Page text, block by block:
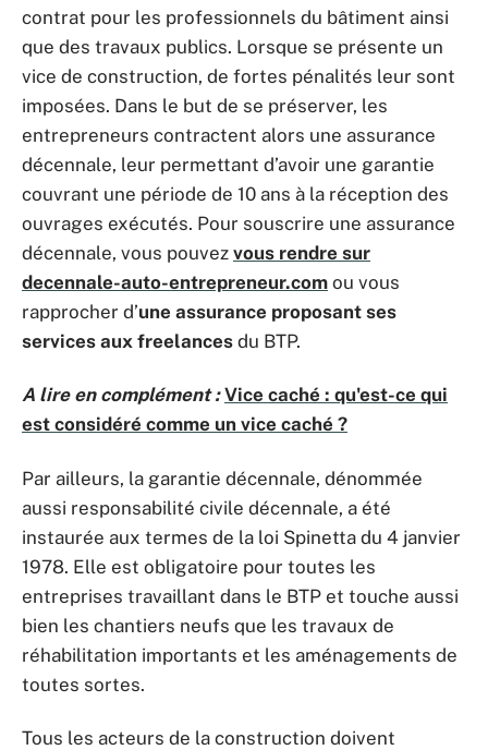
contrat pour les professionnels du bâtiment ainsi
que des travaux publics. Lorsque se présente un
vice de construction, de fortes pénalités leur sont
imposées. Dans le but de se préserver, les
entrepreneurs contractent alors une assurance
décennale, leur permettant d’avoir une garantie
couvrant une période de 10 ans à la réception des
ouvrages exécutés. Pour souscrire une assurance
décennale, vous pouvez vous rendre sur
decennale-auto-entrepreneur.com ou vous
rapprocher d’une assurance proposant ses
services aux freelances du BTP.
A lire en complément : Vice caché : qu'est-ce qui
est considéré comme un vice caché ?
Par ailleurs, la garantie décennale, dénommée
aussi responsabilité civile décennale, a été
instaurée aux termes de la loi Spinetta du 4 janvier
1978. Elle est obligatoire pour toutes les
entreprises travaillant dans le BTP et touche aussi
bien les chantiers neufs que les travaux de
réhabilitation importants et les aménagements de
toutes sortes.
Tous les acteurs de la construction doivent